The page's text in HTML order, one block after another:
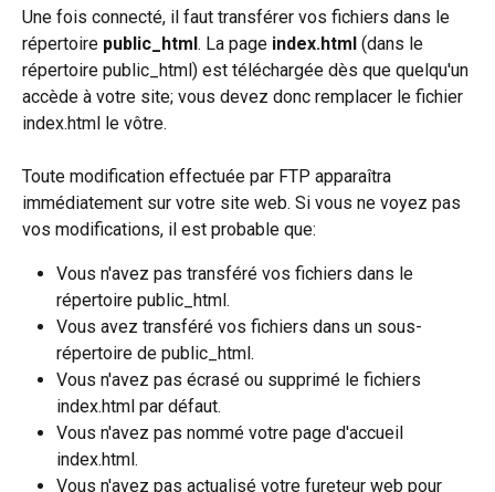
Une fois connecté, il faut transférer vos fichiers dans le
répertoire public_html. La page index.html (dans le
répertoire public_html) est téléchargée dès que quelqu'un
accède à votre site; vous devez donc remplacer le fichier
index.html le vôtre.
Toute modification effectuée par FTP apparaîtra
immédiatement sur votre site web. Si vous ne voyez pas
vos modifications, il est probable que:
Vous n'avez pas transféré vos fichiers dans le
répertoire public_html.
Vous avez transféré vos fichiers dans un sous-
répertoire de public_html.
Vous n'avez pas écrasé ou supprimé le fichiers
index.html par défaut.
Vous n'avez pas nommé votre page d'accueil
index.html.
Vous n'avez pas actualisé votre fureteur web pour